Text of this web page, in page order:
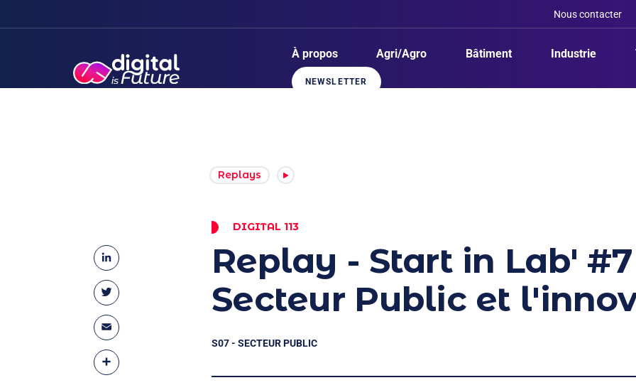
Nous contacter
À propos Agri/Agro Bâtiment Industrie
NEWSLETTER
Replays
DIGITAL 113
Replay - Start in Lab'
Secteur Public et
S07 - SECTEUR PUBLIC